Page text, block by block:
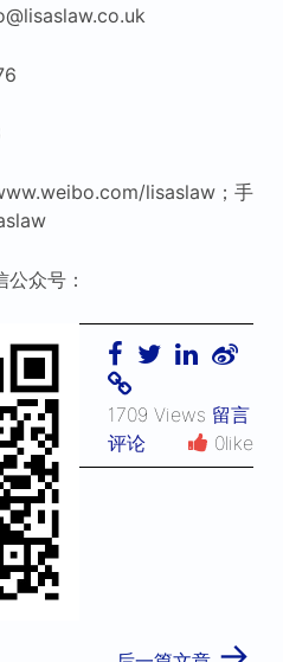
lisaslaw；手
众号：
1709 Views 留言
评论
0like